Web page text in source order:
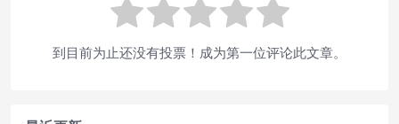
到目前为止还没有投票！成为第一位评论此文章。